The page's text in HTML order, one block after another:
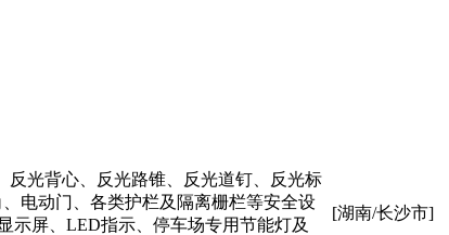
反光背心、反光路锥、反光道钉、反光标
电动门、各类护栏及隔离栅栏等安全设
示屏、LED指示、停车场专用节能灯及
[湖南/长沙市]